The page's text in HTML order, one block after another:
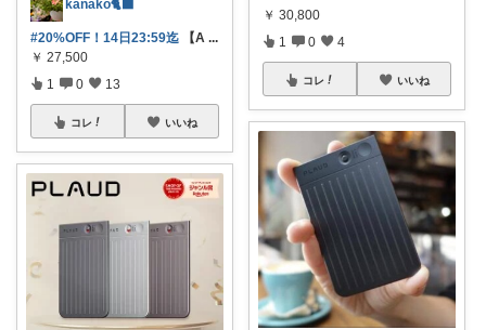
kanako🐈‍⬛
#20%OFF！14日23:59迄 【A ...
￥ 27,500
1 0 13
コレ いいね
￥ 30,800
1 0 4
コレ いいね